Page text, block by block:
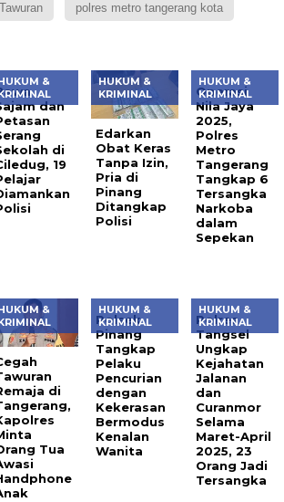
polres metro tangerang kota
&
dan
di
19
HUKUM &
KRIMINAL
Edarkan
Obat Keras
Tanpa Izin,
Pria di
Pinang
Ditangkap
Polisi
HUKUM &
KRIMINAL
Operasi
Nila Jaya
2025,
Polres
Metro
Tangerang
Tangkap 6
Tersangka
Narkoba
dalam
Sepekan
&
di
Tua
HUKUM &
KRIMINAL
Polsek
Pinang
Tangkap
Pelaku
Pencurian
dengan
Kekerasan
Bermodus
Kenalan
Wanita
HUKUM &
KRIMINAL
Polres
Tangsel
Ungkap
Kejahatan
Jalanan
dan
Curanmor
Selama
Maret-April
2025, 23
Orang Jadi
Tersangka